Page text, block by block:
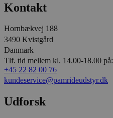
Kontakt
Hornbækvej 188
3490 Kvistgård
Danmark
Tlf. tid mellem kl. 14.00-18.00 på:
+45 22 82 00 76
kundeservice@pamrideudstyr.dk
Udforsk